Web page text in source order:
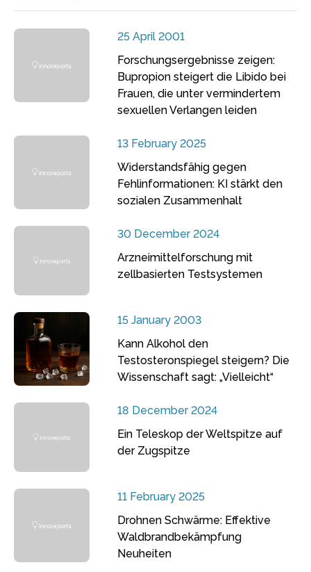
25 April 2001
Forschungsergebnisse zeigen:
Bupropion steigert die Libido bei
Frauen, die unter vermindertem
sexuellen Verlangen leiden
13 February 2025
Widerstandsfähig gegen
Fehlinformationen: KI stärkt den
sozialen Zusammenhalt
30 December 2024
Arzneimittelforschung mit
zellbasierten Testsystemen
15 January 2003
Kann Alkohol den
Testosteronspiegel steigern? Die
Wissenschaft sagt: „Vielleicht“
18 December 2024
Ein Teleskop der Weltspitze auf
der Zugspitze
11 February 2025
Drohnen Schwärme: Effektive
Waldbrandbekämpfung
Neuheiten